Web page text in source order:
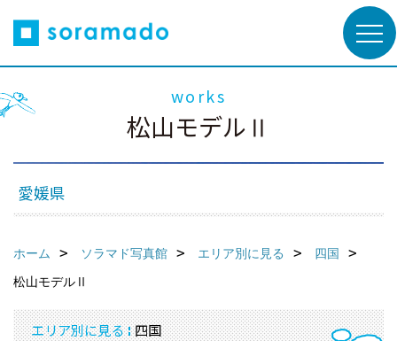
works
松山モデルⅡ
愛媛県
ホーム ソラマド写真館 エリア別に見る
四国
松山モデルⅡ
エリア別に見る 四国